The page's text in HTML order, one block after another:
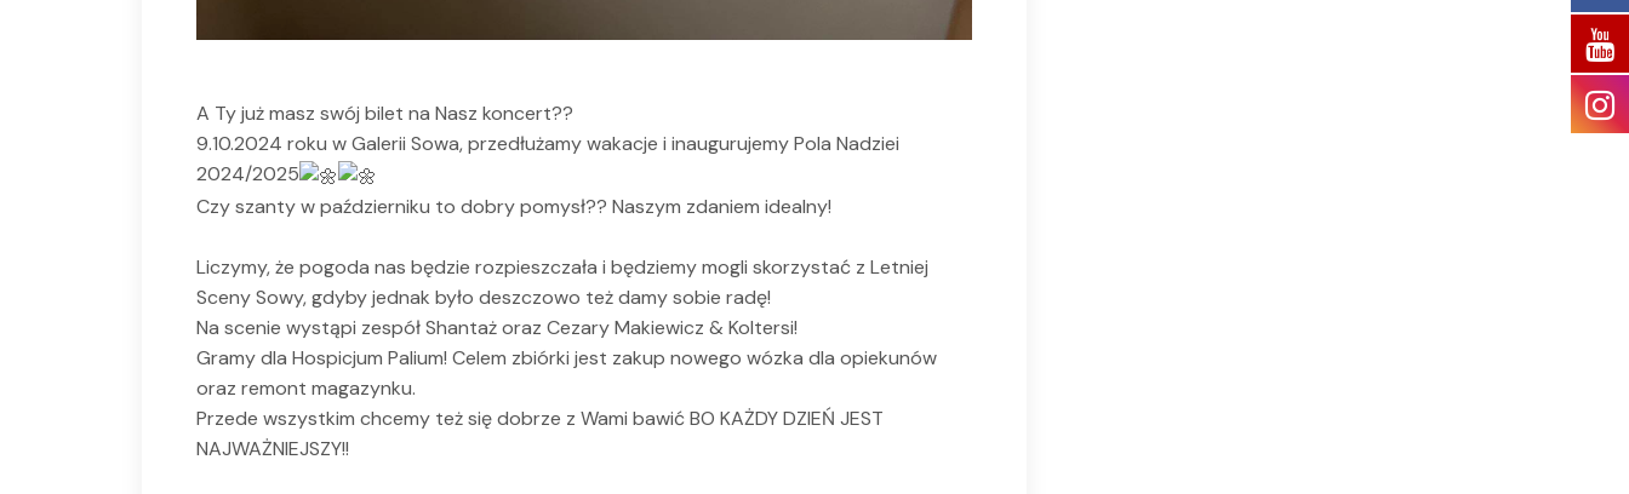
A Ty już masz swój bilet na Nasz koncert??
9.10.2024 roku w Galerii Sowa, przedłużamy wakacje i inaugurujemy Pola Nadziei
2024/2025
Czy szanty w październiku to dobry pomysł?? Naszym zdaniem idealny!
Liczymy, że pogoda nas będzie rozpieszczała i będziemy mogli skorzystać z Letniej
Sceny Sowy, gdyby jednak było deszczowo też damy sobie radę!
Na scenie wystąpi zespół Shantaż oraz Cezary Makiewicz & Koltersi!
Gramy dla Hospicjum Palium! Celem zbiórki jest zakup nowego wózka dla opiekunów
oraz remont magazynku.
Przede wszystkim chcemy też się dobrze z Wami bawić BO KAŻDY DZIEŃ JEST
NAJWAŻNIEJSZY!!